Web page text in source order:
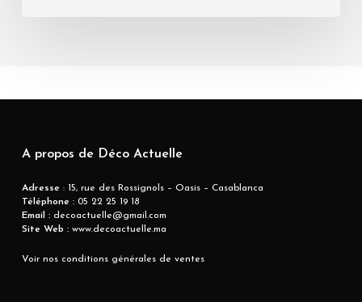
A propos de Déco Actuelle
Adresse : 15, rue des Rossignols – Oasis – Casablanca
Téléphone :05 22 25 19 18
Email :decoactuelle@gmail.com
Site Web :www.decoactuelle.ma
Voir nos conditions générales de ventes